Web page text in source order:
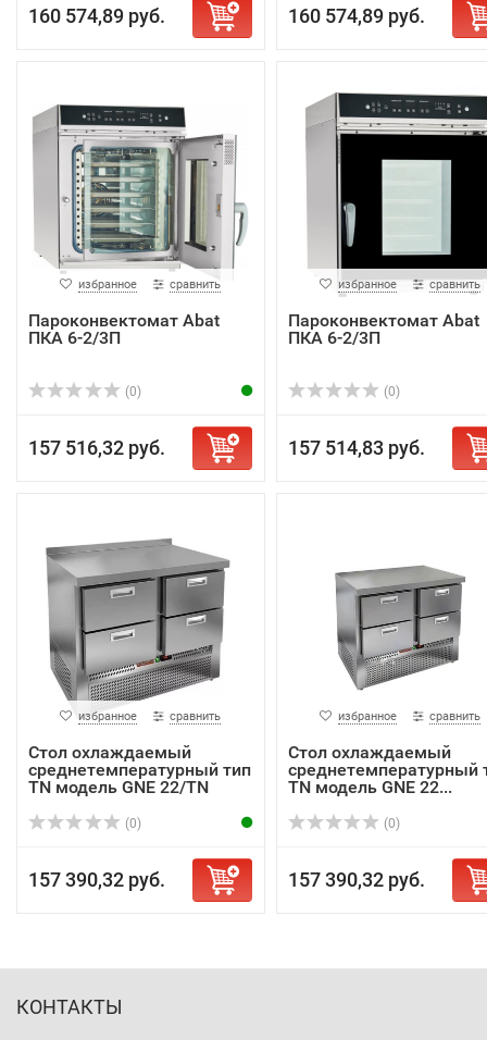
160 574,89 руб. 160 574,89 руб.
избранное сравнить
Пароконвектомат Abat
ПКА 6-2/3П
(0)
157 516,32 руб.
избранное сравнить
Пароконвектомат Abat
ПКА 6-2/3П
(0)
157 514,83 руб.
избранное сравнить
Стол охлаждаемый
среднетемпературный тип
TN модель GNE 22/TN
(0)
157 390,32 руб.
избранное сравнить
Стол охлаждаемый
среднетемпературный
TN модель GNE 22...
(0)
157 390,32 руб.
КОНТАКТЫ